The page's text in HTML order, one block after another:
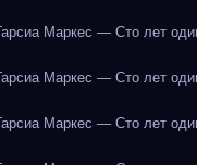
Маркес — Сто лет
Маркес — Сто лет
Маркес — Сто лет